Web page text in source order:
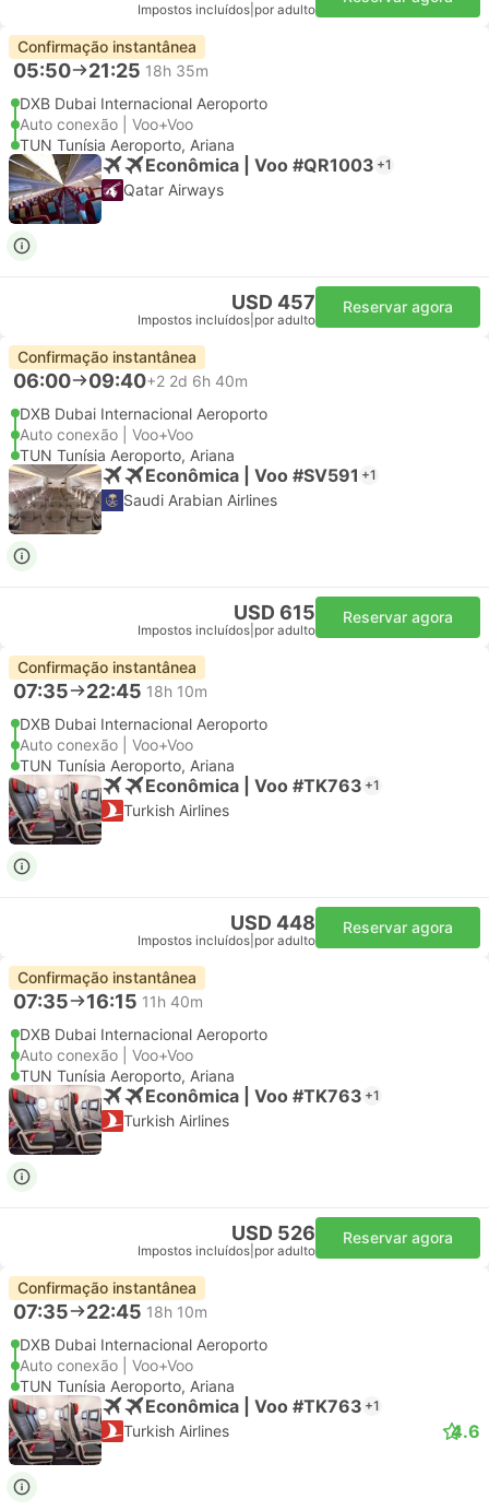
Impostos incluídos por adulto
Confirmação instantânea
05:50 21:25 18h 35m
DXB Dubai Internacional Aeroporto
Auto conexão | Voo+Voo
TUN Tunísia Aeroporto, Ariana
Econômica | Voo #QR1003 +1
Qatar Airways
USD 457
Impostos incluídos por adulto
Reservar agora
Confirmação instantânea
06:00 09:40+2 2d 6h 40m
DXB Dubai Internacional Aeroporto
Auto conexão | Voo+Voo
TUN Tunísia Aeroporto, Ariana
Econômica | Voo #SV591 +1
Saudi Arabian Airlines
USD 615
Impostos incluídos por adulto
Reservar agora
Confirmação instantânea
07:35 22:45 18h 10m
DXB Dubai Internacional Aeroporto
Auto conexão | Voo+Voo
TUN Tunísia Aeroporto, Ariana
Econômica | Voo #TK763 +1
Turkish Airlines
USD 448
Impostos incluídos por adulto
Reservar agora
Confirmação instantânea
07:35 16:15 11h 40m
DXB Dubai Internacional Aeroporto
Auto conexão | Voo+Voo
TUN Tunísia Aeroporto, Ariana
Econômica | Voo #TK763 +1
Turkish Airlines
USD 526
Impostos incluídos por adulto
Reservar agora
Confirmação instantânea
07:35 22:45 18h 10m
DXB Dubai Internacional Aeroporto
Auto conexão | Voo+Voo
TUN Tunísia Aeroporto, Ariana
Econômica | Voo #TK763 +1
Turkish Airlines 4.6